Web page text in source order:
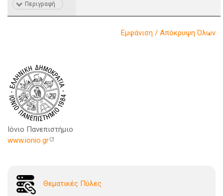
Περιγραφή
Εμφάνιση / Απόκρυψη Όλων
Ιόνιο Πανεπιστήμιο
www.ionio.gr
Θεματικές Πύλες